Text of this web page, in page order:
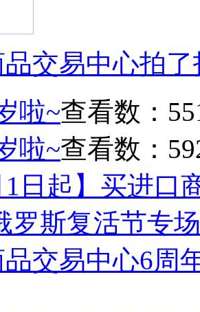
交易中心拍
啦~查看数：
啦~查看数：
1日起】买进口
罗斯复活节专
交易中心6周